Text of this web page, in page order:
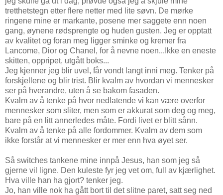
tretthetstegn etter flere netter med lite søvn. De mørke
ringene mine er markante, posene mer saggete enn noen
gang, øynene rødsprengte og huden gusten. Jeg er opptatt
av kvalitet og foran meg ligger sminke og kremer fra
Lancome, Dior og Chanel, for å nevne noen...Ikke en eneste
skitten, oppripet, utgått boks...
Jeg kjenner jeg blir uvel, får vondt langt inni meg. Tenker på
forskjellene og blir trist. Blir kvalm av hvordan vi mennesker
ser på hverandre, uten å se bakom fasaden.
Kvalm av å tenke på hvor nedlatende vi kan være overfor
mennesker som sliter, men som er akkurat som deg og meg,
bare på en litt annerledes måte. Fordi livet er blitt sånn.
Kvalm av å tenke på alle fordommer. Kvalm av dem som
ikke forstår at vi mennesker er mer enn hva øyet ser.
Så switches tankene mine innpå Jesus, han som jeg så
gjerne vil ligne. Den kuleste fyr jeg vet om, full av kjærlighet.
Hva ville han ha gjort? tenker jeg.
Jo, han ville nok ha gått bort til det slitne paret, satt seg ned